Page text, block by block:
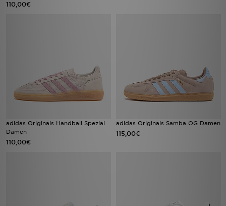
110,00€
adidas Originals Handball Spezial
Damen
110,00€
adidas Originals Samba OG Damen
115,00€